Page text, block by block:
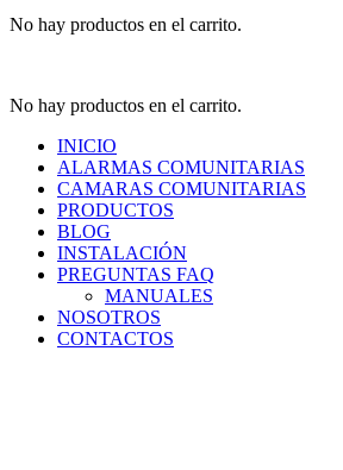
No hay productos en el carrito.
No hay productos en el carrito.
INICIO
ALARMAS COMUNITARIAS
CAMARAS COMUNITARIAS
PRODUCTOS
BLOG
INSTALACIÓN
PREGUNTAS FAQ
MANUALES
NOSOTROS
CONTACTOS